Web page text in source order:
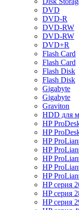
DVD
DVD-R
DVD-RW
DVD-RW
DVD+R
Flash Card
Flash Card
Flash Disk
Flash Disk
Gigabyte
Gigabyte
Graviton
HDD для
HP
HP
HP
HP
HP
HP
HP
HP серия
HP серия
HP серия